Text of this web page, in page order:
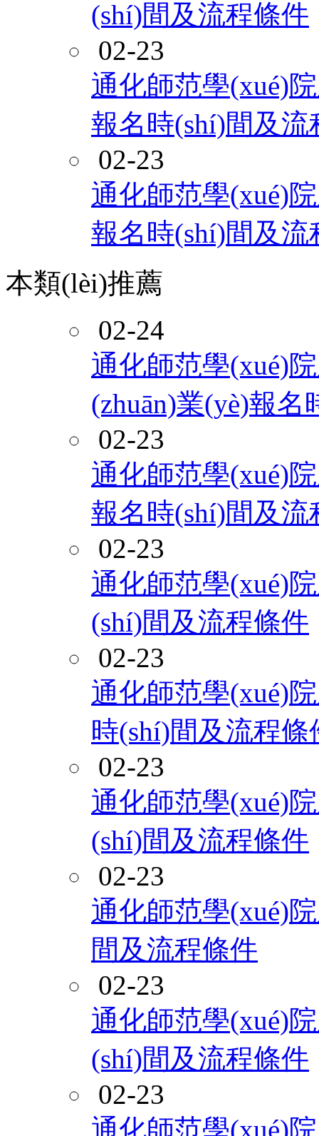
(shí)間及流程條件
02-23
通化師范學(xué)
報名時(shí)間及流
02-23
通化師范學(xué)
報名時(shí)間及流
本類(lèi)推薦
02-24
通化師范學(xué)
(zhuān)業(yè)報
02-23
通化師范學(xué)
報名時(shí)間及流
02-23
通化師范學(xué)
(shí)間及流程條件
02-23
通化師范學(xué)
時(shí)間及流程條
02-23
通化師范學(xué)
(shí)間及流程條件
02-23
通化師范學(xué)
間及流程條件
02-23
通化師范學(xué)
(shí)間及流程條件
02-23
通化師范學(xué)